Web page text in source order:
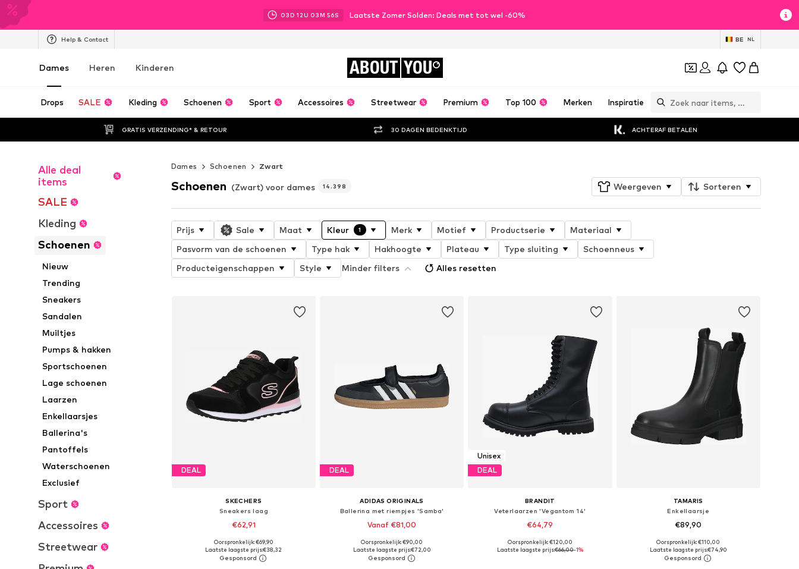
03D 12U 03M 54S Laatste Zomer Solden: Deals met tot wel -60%
Help & Contact BE NL
Dames Heren Kinderen ABOUT YOU
Drops SALE Kleding Schoenen Sport Accessoires Streetwear Premium Top 100 Merken Inspiratie
GRATIS VERZENDING* & RETOUR 30 DAGEN BEDENKTIJD ACHTERAF BETALEN
Alle deal
items
SALE
Kleding
Schoenen
Nieuw
Trending
Sneakers
Sandalen
Muiltjes
Pumps & hakken
Sportschoenen
Lage schoenen
Laarzen
Enkellaarsjes
Ballerina's
Pantoffels
Waterschoenen
Exclusief
Sport
Accessoires
Streetwear
Dames Schoenen Zwart
Schoenen (Zwart) voor dames 14.398 Weergeven Sorteren
Prijs Sale Maat Kleur 1 Merk Motief Productserie
Materiaal
Pasvorm van de schoenen
Type hak Hakhoogte Plateau Type sluiting
Schoenneus
Producteigenschappen
Style Minder filters Alles resetten
DEAL
SKECHERS
Sneakers laag
€62,91
Beschikbaar in vele maten
In winkelmandje
Oorspronkelijk: €69,90
Laatste laagste prijs:€38,32
DEAL
ADIDAS ORIGINALS
Ballerina met riempjes 'Samba'
Vanaf €81,00
Beschikbaar in vele maten
In winkelmandje
Oorspronkelijk: €90,00
Laatste laagste prijs:€72,00
Unisex
DEAL
BRANDIT
Veterlaarzen 'Vegantom 14'
€64,79
Beschikbaar in vele maten
Oorspronkelijk: €120,00
Laatste laagste prijs:€66,00-1%
TAMARIS
Enkellaarsje
€89,90
Beschikbaar in vele maten
In winkelmandje
Oorspronkelijk: €110,00
Laatste laagste prijs:€74,90